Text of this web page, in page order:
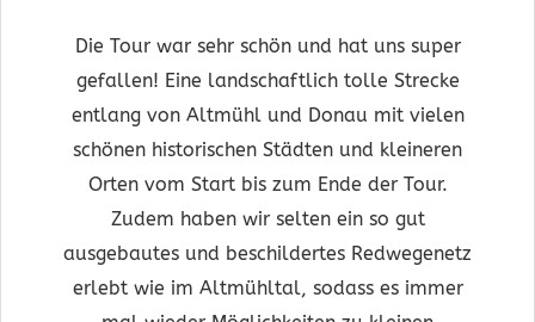
Die Tour war sehr schön und hat uns super
gefallen! Eine landschaftlich tolle Strecke
entlang von Altmühl und Donau mit vielen
schönen historischen Städten und kleineren
Orten vom Start bis zum Ende der Tour.
Zudem haben wir selten ein so gut
ausgebautes und beschildertes Redwegenetz
erlebt wie im Altmühltal, sodass es immer